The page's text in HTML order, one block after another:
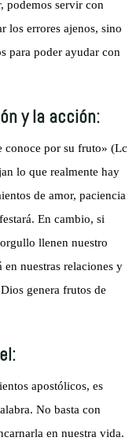
podemos servir con
los errores ajenos, sino
para poder ayudar con
y la acción:
conoce por su fruto» (Lc
lo que realmente hay
de amor, paciencia
En cambio, si
llenen nuestro
nuestras relaciones y
genera frutos de
apostólicos, es
No basta con
en nuestra vida.